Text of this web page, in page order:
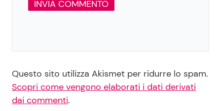
Questo sito utilizza Akismet per ridurre lo spam.
Scopri come vengono elaborati i dati derivati
dai commenti.